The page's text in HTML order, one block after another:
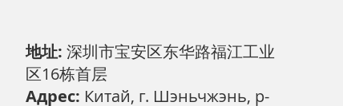
地址: 深圳市宝安区东华路福江工业
区16栋首层
Адрес: Китай, г. Шэньчжэнь, р-